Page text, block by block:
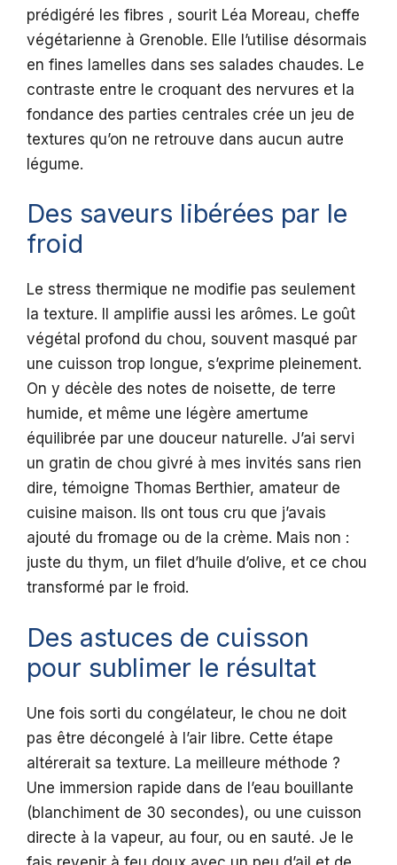
prédigéré les fibres , sourit Léa Moreau, cheffe
végétarienne à Grenoble. Elle l’utilise désormais
en fines lamelles dans ses salades chaudes. Le
contraste entre le croquant des nervures et la
fondance des parties centrales crée un jeu de
textures qu’on ne retrouve dans aucun autre
légume.
Des saveurs libérées par le
froid
Le stress thermique ne modifie pas seulement
la texture. Il amplifie aussi les arômes. Le goût
végétal profond du chou, souvent masqué par
une cuisson trop longue, s’exprime pleinement.
On y décèle des notes de noisette, de terre
humide, et même une légère amertume
équilibrée par une douceur naturelle. J’ai servi
un gratin de chou givré à mes invités sans rien
dire, témoigne Thomas Berthier, amateur de
cuisine maison. Ils ont tous cru que j’avais
ajouté du fromage ou de la crème. Mais non :
juste du thym, un filet d’huile d’olive, et ce chou
transformé par le froid.
Des astuces de cuisson
pour sublimer le résultat
Une fois sorti du congélateur, le chou ne doit
pas être décongelé à l’air libre. Cette étape
altérerait sa texture. La meilleure méthode ?
Une immersion rapide dans de l’eau bouillante
(blanchiment de 30 secondes), ou une cuisson
directe à la vapeur, au four, ou en sauté. Je le